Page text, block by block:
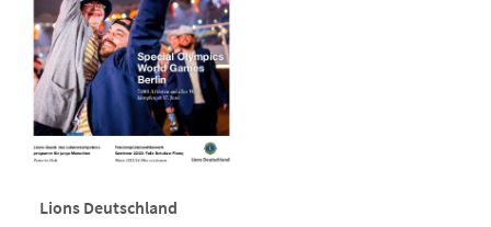
Lions Deutschland